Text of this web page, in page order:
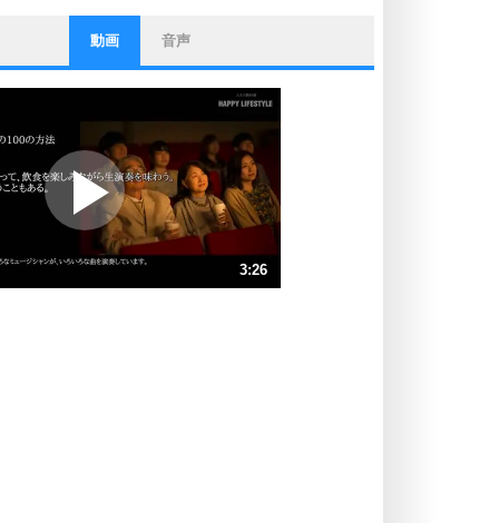
ストレス対策
他人と比べない。
いっそのこと、他人を見ない。
プラス思考
ポジティブになれない原因は、行動
しないから。
ポジティブ思考になる30の方法
ストレス対策
動画 音声
3:26